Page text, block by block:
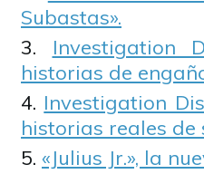
Subastas».
Investigation
historias de
Investigation
historias reales de
«Julius Jr.», la